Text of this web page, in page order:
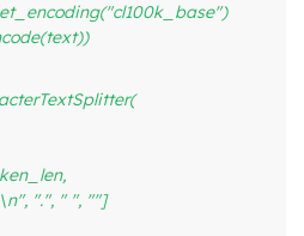
".", " ", ""]